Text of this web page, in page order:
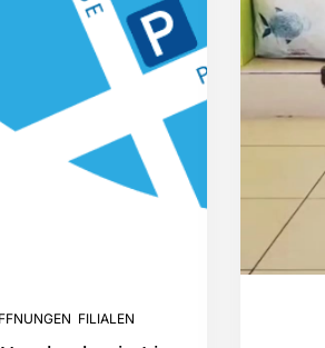
FILIALEN